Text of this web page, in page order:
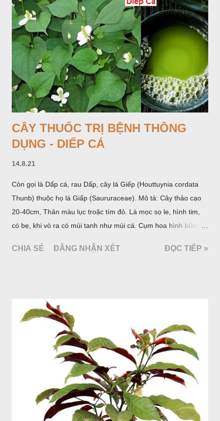
bao lấy một bong mo là một trục mang phần hoa cái ở dưới,
phần hoa đực ở trên. Khoai nưa phân bố ở Ấn độ, Myanma,
Trung quốc, Việt nam, Campuchia, Malaixia, Inđônêxia,
Philippin. Ở nước ta, khoai nưa mọc hoang rải rác ở khắp các
vùng rừng núi, được bà con nhiều địa phương đem về trồng từ
lâu đời ở trong vườn, quanh bờ ao, dọc hàng rào và trên các
đồi để làm thức ăn cho người và gia súc, gặp nhiều ở các tỉnh
Lạng s...
CÂY THUỐC TRỊ BỆNH THÔNG
DỤNG - DIẾP CÁ
14.8.21
Còn gọi là Dấp cá, rau Dấp, cây lá Giếp (Houttuynia cordata
Thunb) thuộc họ lá Giấp (Saururaceae). Mô tả: Cây thảo cạo
20-40cm, Thân màu lục troặc tím đỏ. Lá mọc sọ le, hình tim,
có bẹ, khi vò ra có mùi tanh như mùi cá. Cụm hoa hình bông
nhạt. Hạt hình trái xoan nhẵn. Mùa hoa quả: tháng 5 – 7.
CHIA SẺ ĐĂNG NHẬN XÉT ĐỌC TIẾP »